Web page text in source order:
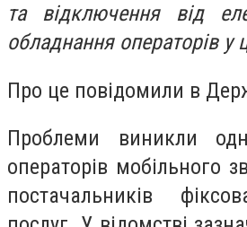
та відключення від
обладнання операторів у
Про це повідомили в
Проблеми виникли
операторів мобільного
постачальників